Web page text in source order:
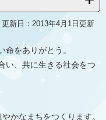
更新日：2013年4月1日更新
をありがとう。
い、共に生きる社会をつ
かなまちをつくります。